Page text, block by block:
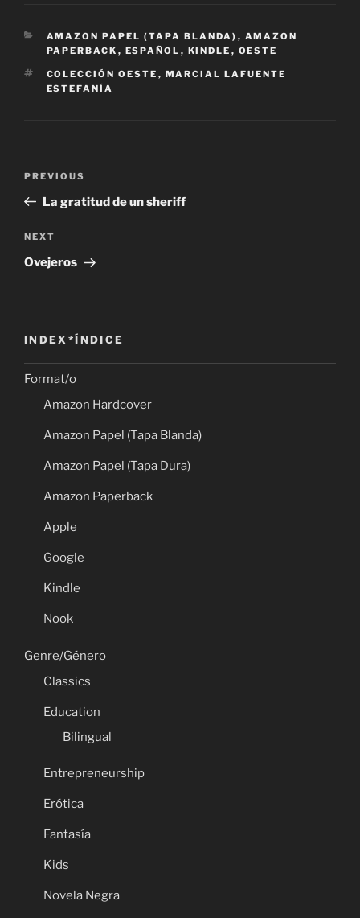
CATEGORIES
AMAZON PAPEL (TAPA BLANDA) , AMAZON
PAPERBACK , ESPAÑOL , KINDLE , OESTE
TAGS
COLECCIÓN OESTE , MARCIAL LAFUENTE
ESTEFANÍA
Previous
Post
PREVIOUS
La gratitud de un sheriff
Next
Post
NEXT
Ovejeros
INDEX*ÍNDICE
Format/o
Amazon Hardcover
Amazon Papel (Tapa Blanda)
Amazon Papel (Tapa Dura)
Amazon Paperback
Apple
Google
Kindle
Nook
Genre/Género
Classics
Education
Bilingual
Entrepreneurship
Erótica
Fantasía
Kids
Novela Negra